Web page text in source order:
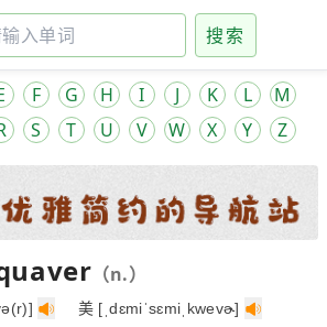
搜索
F G H I J K L
M
S T U V W X Y Z
（n.）
美 [ˌdɛmiˈsɛmiˌkwevɚ]